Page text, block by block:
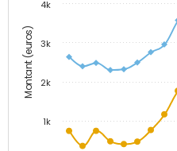
Montant (euros)
1k
2k
3k
4k